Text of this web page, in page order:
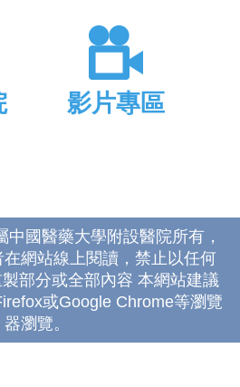
影片專區
國醫藥大學附設醫院所有，
網站線上閱讀，禁止以任何
部分或全部內容 本網站建議
或Google Chrome等瀏覽
器瀏覽。